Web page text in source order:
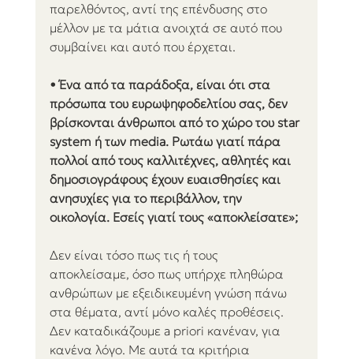
παρελθόντος, αντί της επένδυσης στο
μέλλον με τα μάτια ανοιχτά σε αυτό που
συμβαίνει και αυτό που έρχεται.
• Ένα από τα παράδοξα, είναι ότι στα
πρόσωπα του ευρωψηφοδελτίου σας, δεν
βρίσκονται άνθρωποι από το χώρο του star
system ή των media. Ρωτάω γιατί πάρα
πολλοί από τους καλλιτέχνες, αθλητές και
δημοσιογράφους έχουν ευαισθησίες και
ανησυχίες για το περιβάλλον, την
οικολογία. Εσείς γιατί τους «αποκλείσατε»;
Δεν είναι τόσο πως τις ή τους
αποκλείσαμε, όσο πως υπήρχε πληθώρα
ανθρώπων με εξειδικευμένη γνώση πάνω
στα θέματα, αντί μόνο καλές προθέσεις.
Δεν καταδικάζουμε a priori κανέναν, για
κανένα λόγο. Με αυτά τα κριτήρια